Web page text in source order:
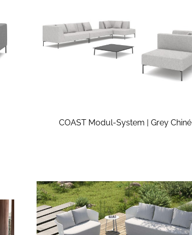
COAST Modul-System | Grey Chiné